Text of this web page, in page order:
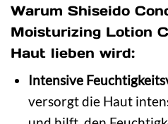
Warum Shiseido
Moisturizing Lotion
Haut lieben wird:
Intensive
versorgt die Haut